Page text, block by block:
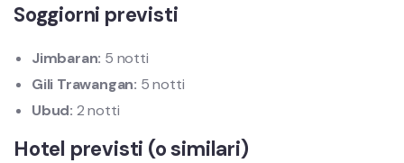
Soggiorni previsti
Jimbaran: 5 notti
Gili Trawangan: 5 notti
Ubud: 2 notti
Hotel previsti (o similari)